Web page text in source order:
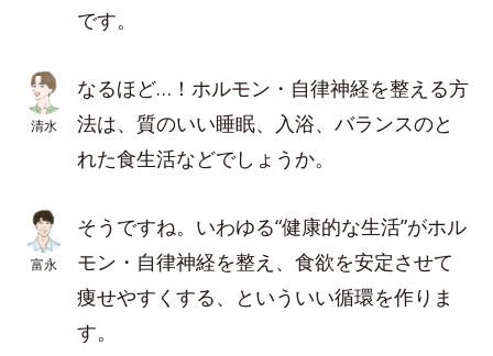
です。
清水
なるほど…！ホルモン・自律神経を整える方
法は、質のいい睡眠、入浴、バランスのと
れた食生活などでしょうか。
富永
そうですね。いわゆる“健康的な生活”がホル
モン・自律神経を整え、食欲を安定させて
痩せやすくする、といういい循環を作りま
す。